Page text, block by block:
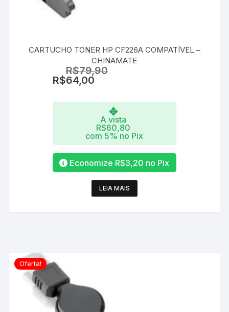
CARTUCHO TONER HP CF226A COMPATÍVEL –
CHINAMATE
R$79,90
R$64,00
A vista
R$60,80
com 5% no Pix
Economize R$3,20 no Pix
LEIA MAIS
Oferta!